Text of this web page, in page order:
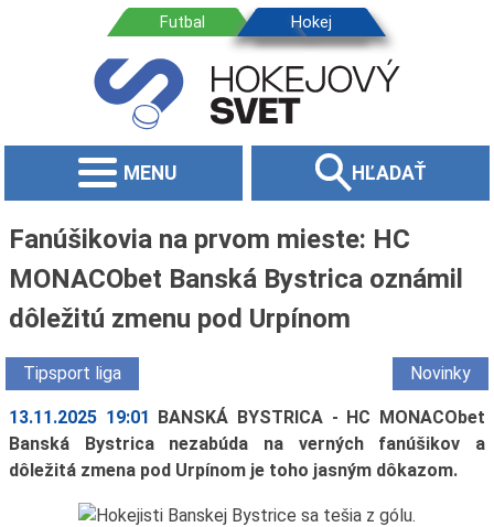
MENU HĽADAŤ
Fanúšikovia na prvom mieste: HC
MONACObet Banská Bystrica oznámil
dôležitú zmenu pod Urpínom
Tipsport liga Novinky
13.11.2025 19:01 BANSKÁ BYSTRICA - HC MONACObet
Banská Bystrica nezabúda na verných fanúšikov a
dôležitá zmena pod Urpínom je toho jasným dôkazom.